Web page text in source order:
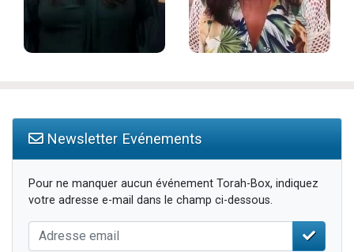
Newsletter Evénements
Pour ne manquer aucun événement Torah-Box, indiquez
votre adresse e-mail dans le champ ci-dessous.